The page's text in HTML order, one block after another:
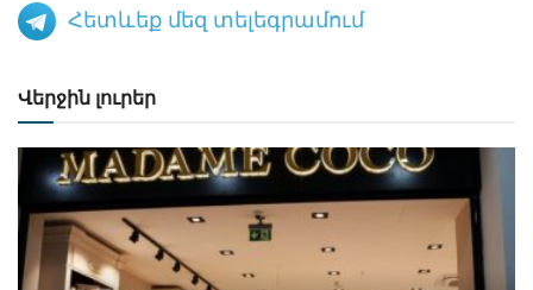
Հետևեք մեզ տելեգրամում
Վերջին լուրեր